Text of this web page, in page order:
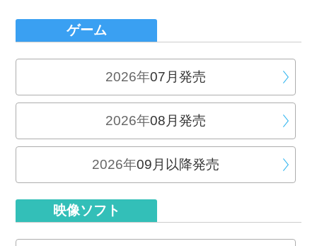
ゲーム
2026年07月発売
2026年08月発売
2026年09月以降発売
映像ソフト